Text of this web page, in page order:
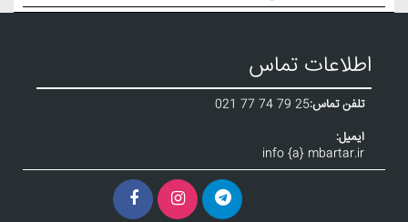
اطلاعات تماس
تلفن تماس:021 77 74 79 25
ایمیل:
info {a} mbartar.ir